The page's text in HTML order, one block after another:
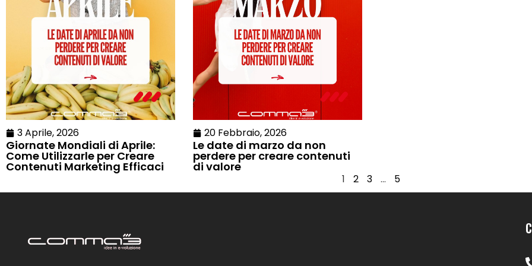
3 Aprile, 2026
Giornate Mondiali di Aprile:
Come Utilizzarle per Creare
Contenuti Marketing Efficaci
20 Febbraio, 2026
Le date di marzo da non
perdere per creare contenuti
di valore
1 2 3 … 5